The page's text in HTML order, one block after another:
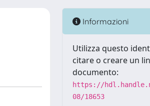
Informazioni
Utilizza questo
citare o creare un
documento:
https://
08/18653